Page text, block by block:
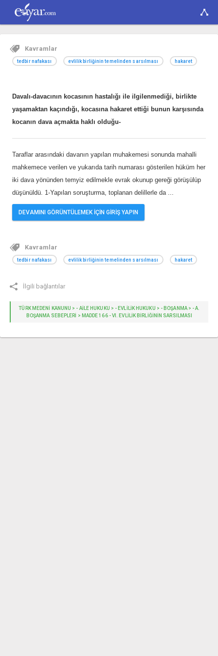
Kavramlar
tedbir nafakası evlilik birliğinin temelinden sarsılması hakaret
Davalı-davacının kocasının hastalığı ile ilgilenmediği, birlikte
yaşamaktan kaçındığı, kocasına hakaret ettiği bunun karşısında
kocanın dava açmakta haklı olduğu-
Taraflar arasındaki davanın yapılan muhakemesi sonunda mahalli
mahkemece verilen ve yukarıda tarih numarası gösterilen hüküm her
iki dava yönünden temyiz edilmekle evrak okunup gereği görüşülüp
düşünüldü. 1-Yapılan soruşturma, toplanan delillerle da ...
DEVAMINI GÖRÜNTÜLEMEK İÇİN GİRİŞ YAPIN
Kavramlar
tedbir nafakası evlilik birliğinin temelinden sarsılması hakaret
İlgili bağlantılar
TÜRK MEDENİ KANUNU > - AILE HUKUKU > - EVLİLİK HUKUKU > - BOŞANMA > - A.
BOŞANMA SEBEPLERI > MADDE 166 - VI. EVLILIK BIRLIĞININ SARSILMASI